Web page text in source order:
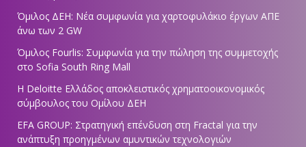
Όμιλος ΔΕΗ: Νέα συμφωνία για χαρτοφυλάκιο έργων ΑΠΕ
άνω των 2 GW
Όμιλος Fourlis: Συμφωνία για την πώληση της συμμετοχής
στο Sofia South Ring Mall
Η Deloitte Ελλάδος αποκλειστικός χρηματοοικονομικός
σύμβουλος του Ομίλου ΔΕΗ
EFA GROUP: Στρατηγική επένδυση στη Fractal για την
ανάπτυξη προηγμένων αμυντικών τεχνολογιών